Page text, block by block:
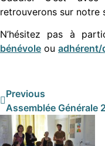
retrouverons sur notre
N’hésitez pas à
bénévole ou adhérent/
Previous
Assemblée Générale